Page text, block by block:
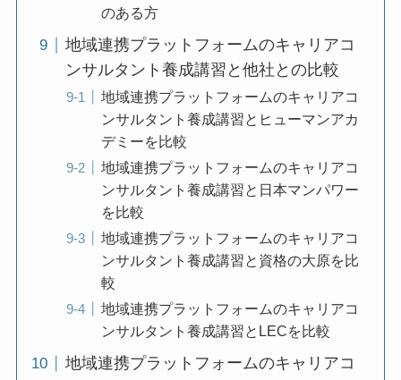
のある方
地域連携プラットフォームのキャリアコ
ンサルタント養成講習と他社との比較
地域連携プラットフォームのキャリアコ
ンサルタント養成講習とヒューマンアカ
デミーを比較
地域連携プラットフォームのキャリアコ
ンサルタント養成講習と日本マンパワー
を比較
地域連携プラットフォームのキャリアコ
ンサルタント養成講習と資格の大原を比
較
地域連携プラットフォームのキャリアコ
ンサルタント養成講習とLECを比較
地域連携プラットフォームのキャリアコ